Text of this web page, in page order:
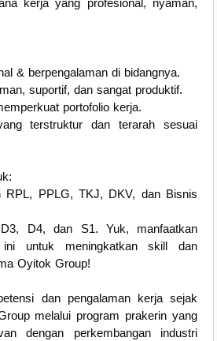
kerja yang profesional, nyaman,
& berpengalaman di bidangnya.
suportif, dan sangat produktif.
portofolio kerja.
terstruktur dan terarah sesuai
RPL, PPLG, TKJ, DKV, dan Bisnis
D4, dan S1. Yuk, manfaatkan
ini untuk meningkatkan skill dan
Oyitok Group!
dan pengalaman kerja sejak
melalui program prakerin yang
dengan perkembangan industri